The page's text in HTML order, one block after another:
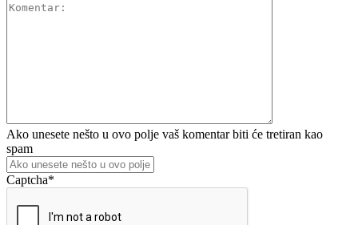
Ako unesete nešto u ovo polje vaš komentar biti će tretiran kao
spam
Captcha*